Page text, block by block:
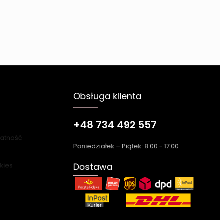
Obsługa klienta
+48 734 492 557
Poniedziałek – Piątek: 8:00 - 17:00
Dostawa